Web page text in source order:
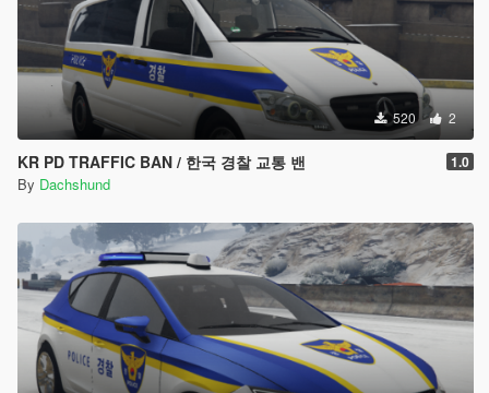
520 2
KR PD TRAFFIC BAN / 한국 경찰 교통 밴 1.0
By Dachshund